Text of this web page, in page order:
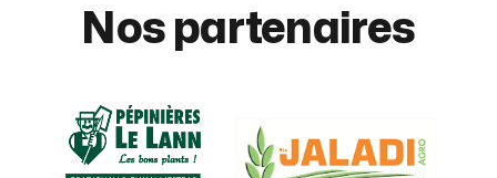
Nos partenaires